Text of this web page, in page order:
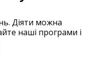
Діяти можна
наші програми і